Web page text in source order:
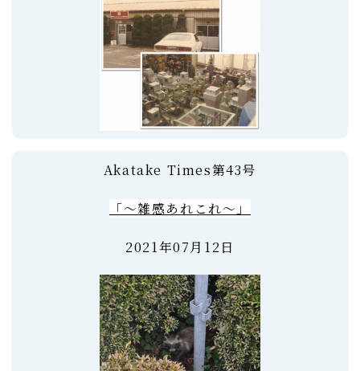
Akatake Times第43号
「～雑感あれこれ～」
2021年07月12日